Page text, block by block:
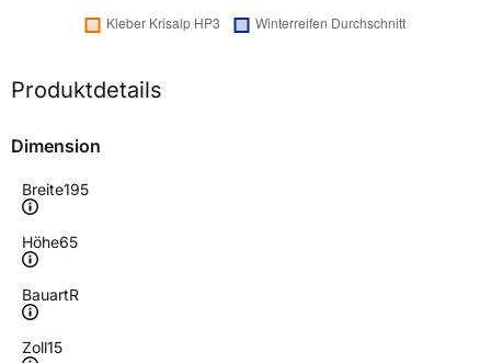
Produktdetails
Dimension
Breite195
Höhe65
BauartR
Zoll15